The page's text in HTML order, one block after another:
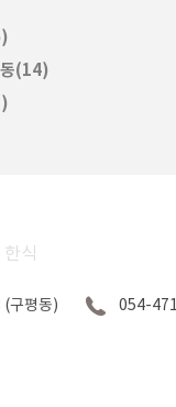
(14)
한식
(구평동) 054-